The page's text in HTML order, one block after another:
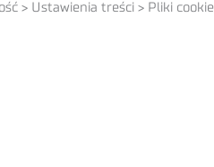
> Ustawienia treści > Pliki cookie